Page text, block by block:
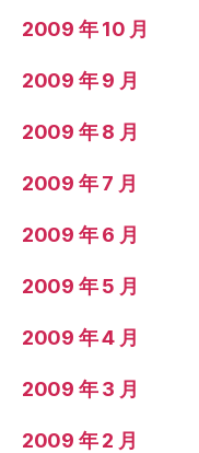
2009 年 10 月
2009 年 9 月
2009 年 8 月
2009 年 7 月
2009 年 6 月
2009 年 5 月
2009 年 4 月
2009 年 3 月
2009 年 2 月